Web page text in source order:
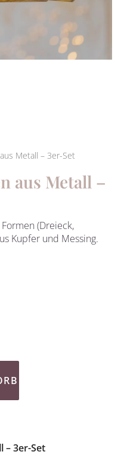
Metall – 3er-Set
aus Metall –
(Dreieck,
Kupfer und Messing.
– 3er-Set